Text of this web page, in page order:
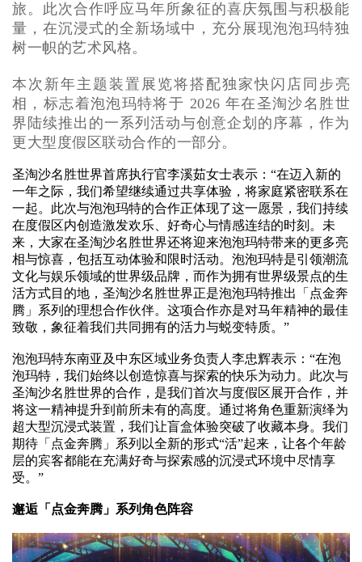
旅。此次合作呼应马年所象征的喜庆氛围与积极能
量，在沉浸式的全新场域中，充分展现泡泡玛特独
树一帜的艺术风格。
本次新年主题装置展览将搭配独家快闪店同步亮
相，标志着泡泡玛特将于 2026 年在圣淘沙名胜世
界陆续推出的一系列活动与创意企划的序幕，作为
更大型度假区联动合作的一部分。
圣淘沙名胜世界首席执行官李溪茹女士表示：“在迈入新的
一年之际，我们希望继续通过共享体验，将家庭紧密联系在
一起。此次与泡泡玛特的合作正体现了这一愿景，我们持续
在度假区内创造激发欢乐、好奇心与情感连结的时刻。未
来，大家在圣淘沙名胜世界还将迎来泡泡玛特带来的更多亮
相与惊喜，包括互动体验和限时活动。泡泡玛特是引领潮流
文化与娱乐领域的世界级品牌，而作为拥有世界级景点的生
活方式目的地，圣淘沙名胜世界正是泡泡玛特推出「点金奔
腾」系列的理想合作伙伴。这项合作亦是对马年精神的最佳
致敬，象征着我们共同拥有的活力与蜕变特质。”
泡泡玛特东南亚及中东区域业务负责人李忠辉表示：“在泡
泡玛特，我们始终以创造惊喜与探索的快乐为动力。此次与
圣淘沙名胜世界的合作，是我们首次与度假区展开合作，并
将这一精神提升到前所未有的高度。通过将角色重新演绎为
超大型沉浸式装置，我们让盲盒体验突破了收藏本身。我们
期待「点金奔腾」系列以全新的形式“活”起来，让各个年龄
层的宾客都能在充满好奇与探索感的沉浸式环境中尽情享
受。”
邂逅「点金奔腾」系列角色阵容